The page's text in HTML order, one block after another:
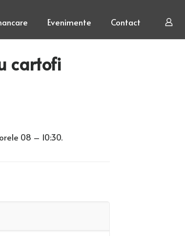
Evenimente Contact
cartofi
08 – 10:30.